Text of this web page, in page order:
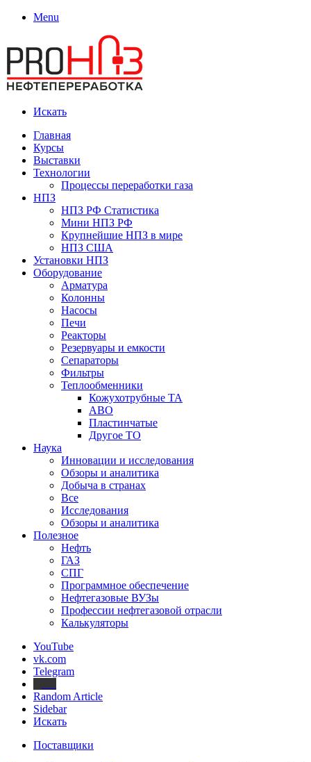
Menu
Искать
Главная
Курсы
Выставки
Технологии
Процессы переработки газа
НПЗ
НПЗ РФ Статистика
Мини НПЗ РФ
Крупнейшие НПЗ в мире
НПЗ США
Установки НПЗ
Оборудование
Арматура
Колонны
Насосы
Печи
Реакторы
Резервуары и емкости
Сепараторы
Фильтры
Теплообменники
Кожухотрубные ТА
АВО
Пластинчатые
Другое ТО
Наука
Инновации и исследования
Обзоры и аналитика
Добыча в странах
Все
Исследования
Обзоры и аналитика
Полезное
Нефть
ГАЗ
СПГ
Программное обеспечение
Нефтегазовые ВУЗы
Профессии нефтегазовой отрасли
Калькуляторы
YouTube
vk.com
Telegram
Random Article
Sidebar
Искать
Поставщики